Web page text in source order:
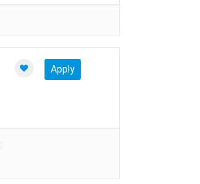
Apply